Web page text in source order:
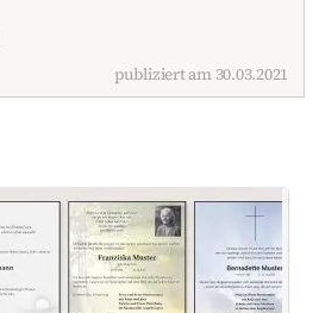
publiziert am 30.03.2021